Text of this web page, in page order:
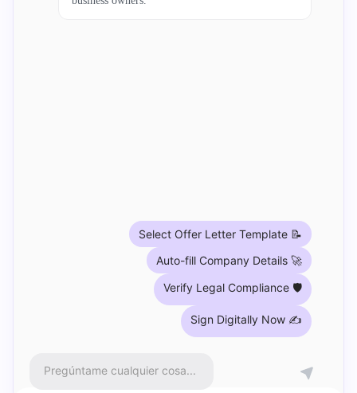
Select Offer Letter Template 📝
Auto-fill Company Details 🚀
Verify Legal Compliance 🛡️
Sign Digitally Now ✍️
Pregúntame cualquier cosa...